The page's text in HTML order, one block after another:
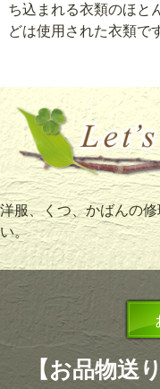
ち込まれる衣類のほと
どは使用された衣類で
洋服、くつ、かばんの
い。
【お品物送